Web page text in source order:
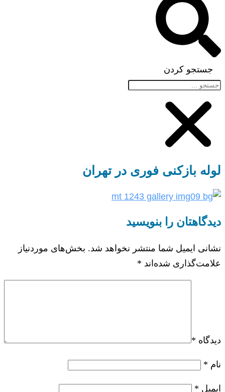
جستجو کردن
لوله بازکنی فوری در تهران
دیدگاهتان را بنویسید
نشانی ایمیل شما منتشر نخواهد شد. بخش‌های موردنیاز
علامت‌گذاری شده‌اند *
دیدگاه *
نام *
ایمیل *